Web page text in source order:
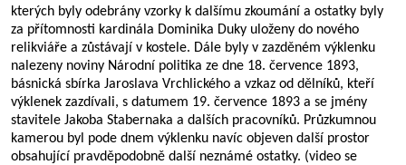
kterých byly odebrány vzorky k dalšímu zkoumání a ostatky byly
za přítomnosti kardinála Dominika Duky uloženy do nového
relikviáře a zůstávají v kostele. Dále byly v zazděném výklenku
nalezeny noviny Národní politika ze dne 18. července 1893,
básnická sbírka Jaroslava Vrchlického a vzkaz od dělníků, kteří
výklenek zazdívali, s datumem 19. července 1893 a se jmény
stavitele Jakoba Stabernaka a dalších pracovníků. Průzkumnou
kamerou byl pode dnem výklenku navíc objeven další prostor
obsahující pravděpodobně další neznámé ostatky. (video se